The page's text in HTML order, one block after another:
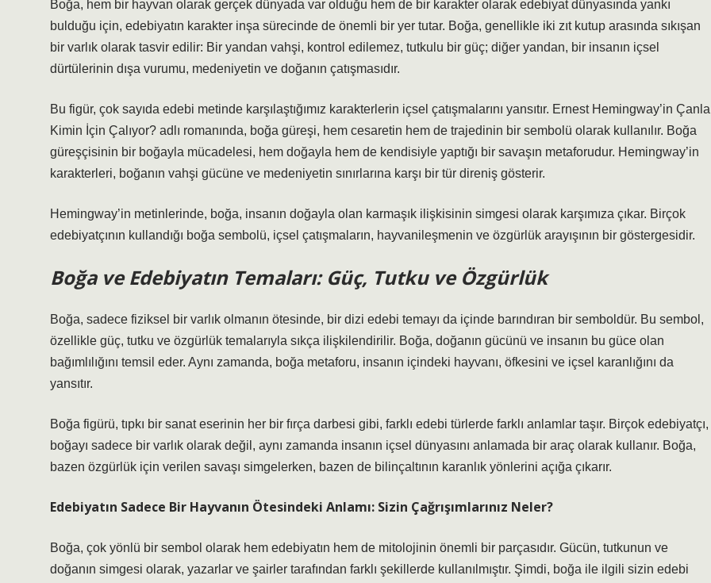
Boğa, hem bir hayvan olarak gerçek dünyada var olduğu hem de bir karakter olarak edebiyat dünyasında yankı
bulduğu için, edebiyatın karakter inşa sürecinde de önemli bir yer tutar. Boğa, genellikle iki zıt kutup arasında sıkışan
bir varlık olarak tasvir edilir: Bir yandan vahşi, kontrol edilemez, tutkulu bir güç; diğer yandan, bir insanın içsel
dürtülerinin dışa vurumu, medeniyetin ve doğanın çatışmasıdır.
Bu figür, çok sayıda edebi metinde karşılaştığımız karakterlerin içsel çatışmalarını yansıtır. Ernest Hemingway’in
Kimin İçin Çalıyor? adlı romanında, boğa güreşi, hem cesaretin hem de trajedinin bir sembolü olarak kullanılır. Boğa
güreşçisinin bir boğayla mücadelesi, hem doğayla hem de kendisiyle yaptığı bir savaşın metaforudur. Hemingway’in
karakterleri, boğanın vahşi gücüne ve medeniyetin sınırlarına karşı bir tür direniş gösterir.
Hemingway’in metinlerinde, boğa, insanın doğayla olan karmaşık ilişkisinin simgesi olarak karşımıza çıkar. Birçok
edebiyatçının kullandığı boğa sembolü, içsel çatışmaların, hayvanileşmenin ve özgürlük arayışının bir göstergesidir.
Boğa ve Edebiyatın Temaları: Güç, Tutku ve Özgürlük
Boğa, sadece fiziksel bir varlık olmanın ötesinde, bir dizi edebi temayı da içinde barındıran bir semboldür. Bu sembol,
özellikle güç, tutku ve özgürlük temalarıyla sıkça ilişkilendirilir. Boğa, doğanın gücünü ve insanın bu güce olan
bağımlılığını temsil eder. Aynı zamanda, boğa metaforu, insanın içindeki hayvanı, öfkesini ve içsel karanlığını da
yansıtır.
Boğa figürü, tıpkı bir sanat eserinin her bir fırça darbesi gibi, farklı edebi türlerde farklı anlamlar taşır. Birçok edebiyatçı,
boğayı sadece bir varlık olarak değil, aynı zamanda insanın içsel dünyasını anlamada bir araç olarak kullanır. Boğa,
bazen özgürlük için verilen savaşı simgelerken, bazen de bilinçaltının karanlık yönlerini açığa çıkarır.
Edebiyatın Sadece Bir Hayvanın Ötesindeki Anlamı: Sizin Çağrışımlarınız Neler?
Boğa, çok yönlü bir sembol olarak hem edebiyatın hem de mitolojinin önemli bir parçasıdır. Gücün, tutkunun ve
doğanın simgesi olarak, yazarlar ve şairler tarafından farklı şekillerde kullanılmıştır. Şimdi, boğa ile ilgili sizin edebi